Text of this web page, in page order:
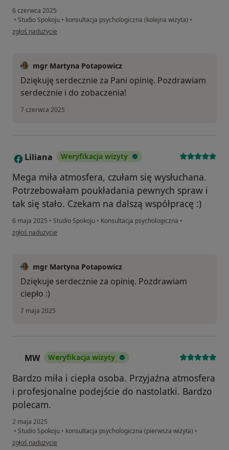
6 czerwca 2025
• Studio Spokoju • konsultacja psychologiczna (kolejna wizyta) •
w opinii użytkownika Magda
zgłoś nadużycie
mgr Martyna Potapowicz
Dziękuję serdecznie za Pani opinię. Pozdrawiam
serdecznie i do zobaczenia!
7 czerwca 2025
L Liliana Weryfikacja wizyty
Mega miła atmosfera, czułam się wysłuchana.
Potrzebowałam poukładania pewnych spraw i
tak się stało. Czekam na dalszą współpracę :)
6 maja 2025 • Studio Spokoju • Konsultacja psychologiczna •
w opinii użytkownika Liliana
zgłoś nadużycie
mgr Martyna Potapowicz
Dziękuje serdecznie za opinię. Pozdrawiam
ciepło :)
7 maja 2025
MW Weryfikacja wizyty
Bardzo miła i ciepła osoba. Przyjaźna atmosfera
i profesjonalne podejście do nastolatki. Bardzo
polecam.
2 maja 2025
• Studio Spokoju • konsultacja psychologiczna (pierwsza wizyta) •
w opinii użytkownika MW
zgłoś nadużycie